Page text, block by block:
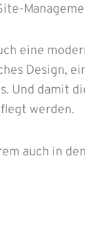
eine
Design,
Und damit
werden.
auch in